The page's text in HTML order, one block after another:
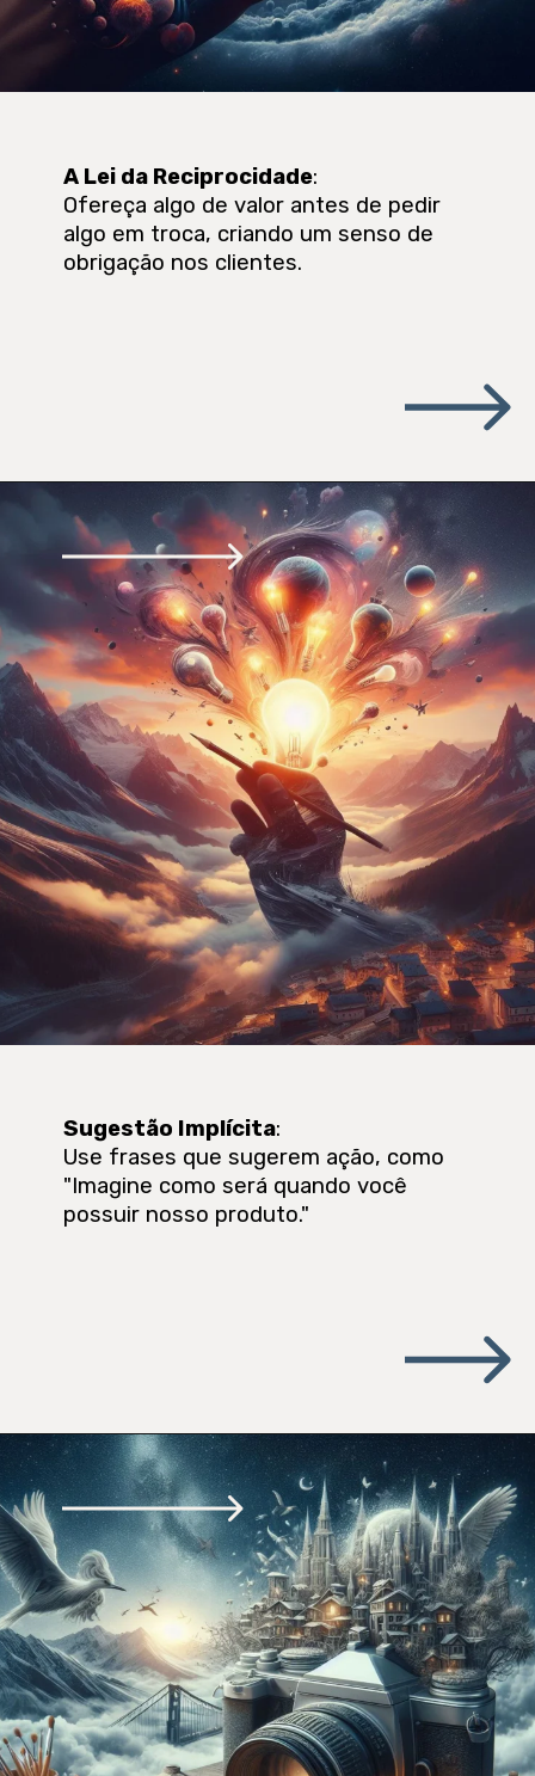
A Lei da Reciprocidade:
Ofereça algo de valor antes de pedir
algo em troca, criando um senso de
obrigação nos clientes.
Sugestão Implícita:
Use frases que sugerem ação, como
"Imagine como será quando você
possuir nosso produto."